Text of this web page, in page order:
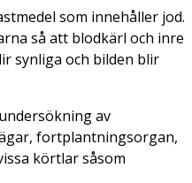
som innehåller jod.
så att blodkärl och inre
synliga och bilden blir
av
fortplantningsorgan,
körtlar såsom